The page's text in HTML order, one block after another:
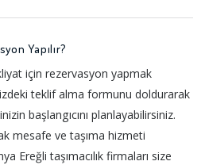
Yapılır?
için rezervasyon yapmak
teklif alma formunu doldurarak
başlangıcını planlayabilirsiniz.
mesafe ve taşıma hizmeti
Ereğli taşımacılık firmaları size